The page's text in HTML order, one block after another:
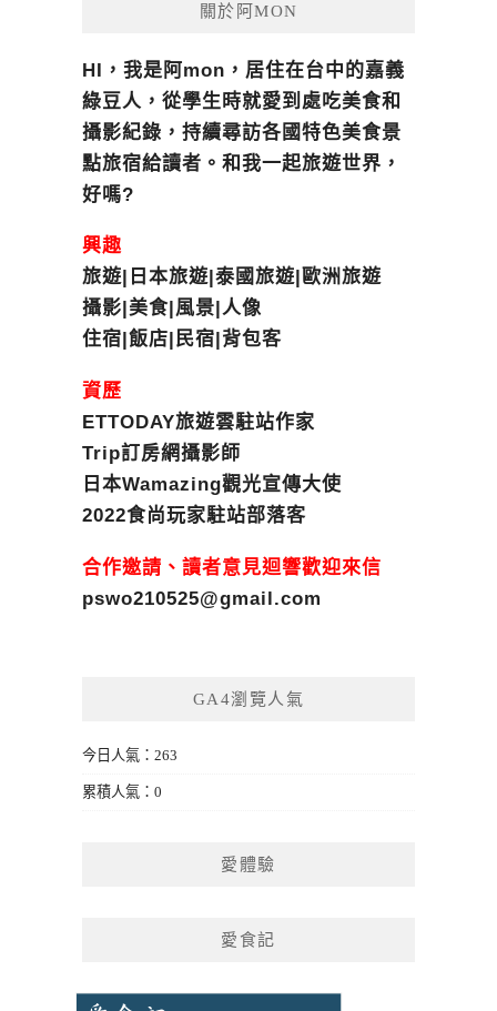
關於阿MON
HI，我是阿mon，居住在台中的嘉義
綠豆人，從學生時就愛到處吃美食和
攝影紀錄，持續尋訪各國特色美食景
點旅宿給讀者。和我一起旅遊世界，
好嗎?
興趣
旅遊|日本旅遊|泰國旅遊|歐洲旅遊
攝影|美食|風景|人像
住宿|飯店|民宿|背包客
資歷
ETTODAY旅遊雲駐站作家
Trip訂房網攝影師
日本Wamazing觀光宣傳大使
2022食尚玩家駐站部落客
合作邀請、讀者意見迴響歡迎來信
pswo210525@gmail.com
GA4瀏覽人氣
今日人氣：263
累積人氣：0
愛體驗
愛食記